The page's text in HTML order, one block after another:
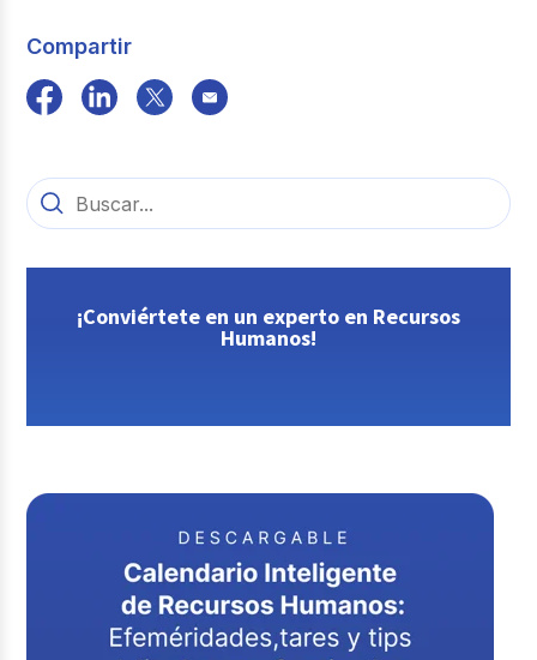
Compartir
¡Conviértete en un experto en Recursos
Humanos!